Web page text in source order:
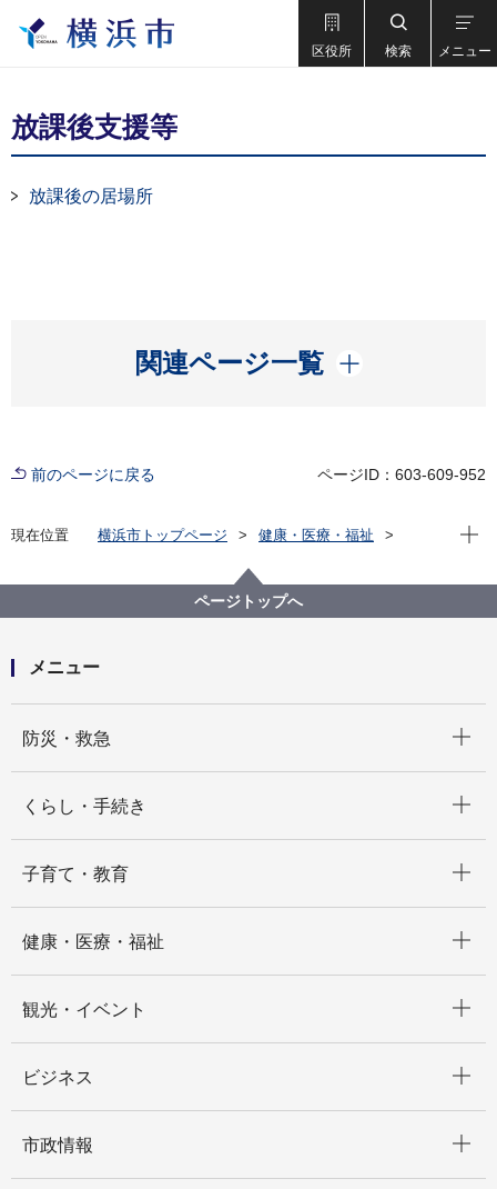
区役所 検索 メニュー
放課後支援等
放課後の居場所
関連ページ一覧
開く
前のページに戻る ページID：603-609-952
現在位置 横浜市トップページ
健康・医療・福祉
障害福祉サービス・制度一覧
現在
ページトップへ
メニュー
防災・救急
くらし・手続き
子育て・教育
健康・医療・福祉
観光・イベント
ビジネス
市政情報